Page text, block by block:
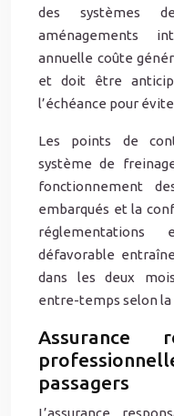
des systèmes
aménagements
annuelle coûte
et doit être
l’échéance pour
Les points de
système de
fonctionnement
embarqués et la
défavorable
dans les deux
entre-temps selon la
Assurance
passagers
L’assurance